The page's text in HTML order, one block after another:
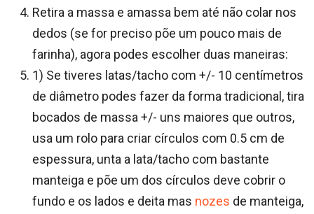
Retira a massa e amassa bem até não colar nos
dedos (se for preciso põe um pouco mais de
farinha), agora podes escolher duas maneiras:
1) Se tiveres latas/tacho com +/- 10 centímetros
de diâmetro podes fazer da forma tradicional, tira
bocados de massa +/- uns maiores que outros,
usa um rolo para criar círculos com 0.5 cm de
espessura, unta a lata/tacho com bastante
manteiga e põe um dos círculos deve cobrir o
fundo e os lados e deita mas nozes de manteiga,